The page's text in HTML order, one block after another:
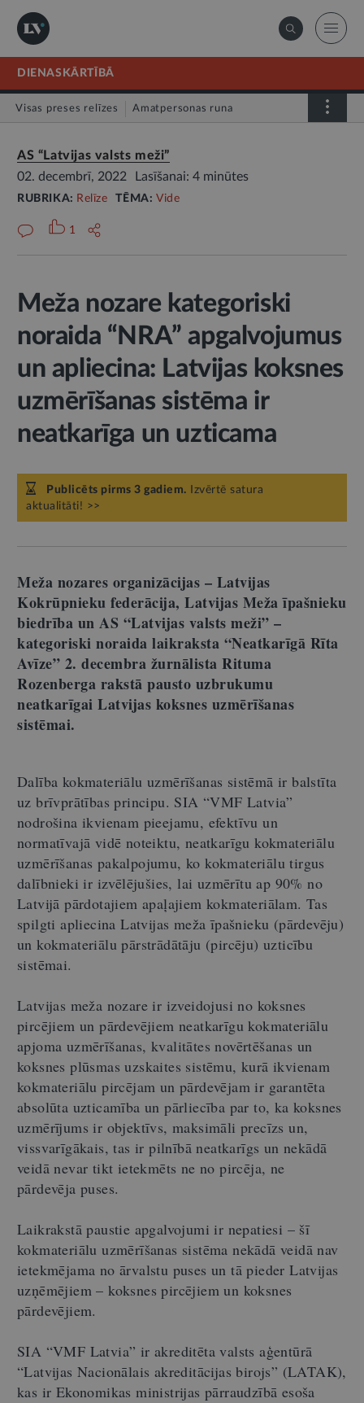
DIENASKĀRTĪBĀ
Visas preses relīzes Amatpersonas runa
AS “Latvijas valsts meži”
02. decembrī, 2022
Lasīšanai: 4 minūtes
RUBRIKA: Relīze TĒMA:Vide
1
Meža nozare kategoriski
noraida “NRA” apgalvojumus
un apliecina: Latvijas koksnes
uzmērīšanas sistēma ir
neatkarīga un uzticama
Publicēts pirms 3 gadiem. Izvērtē satura
aktualitāti! >>
Meža nozares organizācijas – Latvijas
Kokrūpnieku federācija, Latvijas Meža īpašnieku
biedrība un AS “Latvijas valsts meži” –
kategoriski noraida laikraksta “Neatkarīgā Rīta
Avīze” 2. decembra žurnālista Rituma
Rozenberga rakstā pausto uzbrukumu
neatkarīgai Latvijas koksnes uzmērīšanas
sistēmai.
Dalība kokmateriālu uzmērīšanas sistēmā ir balstīta
uz brīvprātības principu. SIA “VMF Latvia”
nodrošina ikvienam pieejamu, efektīvu un
normatīvajā vidē noteiktu, neatkarīgu kokmateriālu
uzmērīšanas pakalpojumu, ko kokmateriālu tirgus
dalībnieki ir izvēlējušies, lai uzmērītu ap 90% no
Latvijā pārdotajiem apaļajiem kokmateriālam. Tas
spilgti apliecina Latvijas meža īpašnieku (pārdevēju)
un kokmateriālu pārstrādātāju (pircēju) uzticību
sistēmai.
Latvijas meža nozare ir izveidojusi no koksnes
pircējiem un pārdevējiem neatkarīgu kokmateriālu
apjoma uzmērīšanas, kvalitātes novērtēšanas un
koksnes plūsmas uzskaites sistēmu, kurā ikvienam
kokmateriālu pircējam un pārdevējam ir garantēta
absolūta uzticamība un pārliecība par to, ka koksnes
uzmērījums ir objektīvs, maksimāli precīzs un,
vissvarīgākais, tas ir pilnībā neatkarīgs un nekādā
veidā nevar tikt ietekmēts ne no pircēja, ne
pārdevēja puses.
Laikrakstā paustie apgalvojumi ir nepatiesi – šī
kokmateriālu uzmērīšanas sistēma nekādā veidā nav
ietekmējama no ārvalstu puses un tā pieder Latvijas
uzņēmējiem – koksnes pircējiem un koksnes
pārdevējiem.
SIA “VMF Latvia” ir akreditēta valsts aģentūrā
“Latvijas Nacionālais akreditācijas birojs” (LATAK),
kas ir Ekonomikas ministrijas pārraudzībā esoša